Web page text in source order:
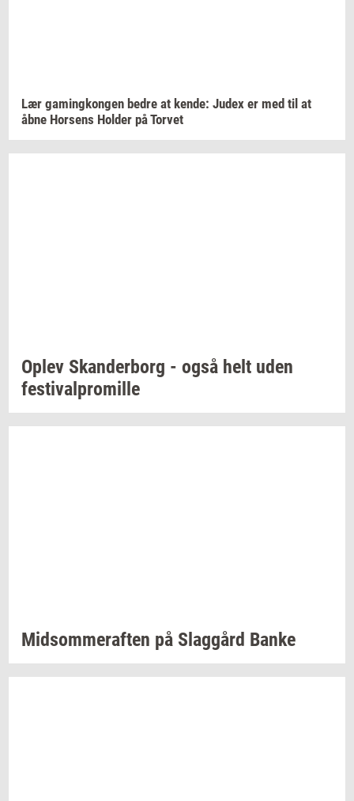
Lær ga­m­ing­kon­gen bedre at kende: Judex er med til at
åbne Hor­sens Hol­der påTor­vet
Oplev Skan­der­borg - også helt uden
festi­val­pro­mil­le
Mid­som­mer­af­ten på Slag­gård Banke